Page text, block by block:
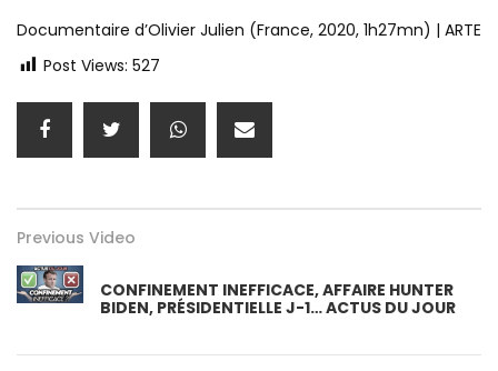
Documentaire d’Olivier Julien (France, 2020, 1h27mn) | ARTE
Post Views: 527
Previous Video
CONFINEMENT INEFFICACE, AFFAIRE HUNTER
BIDEN, PRÉSIDENTIELLE J-1… ACTUS DU JOUR